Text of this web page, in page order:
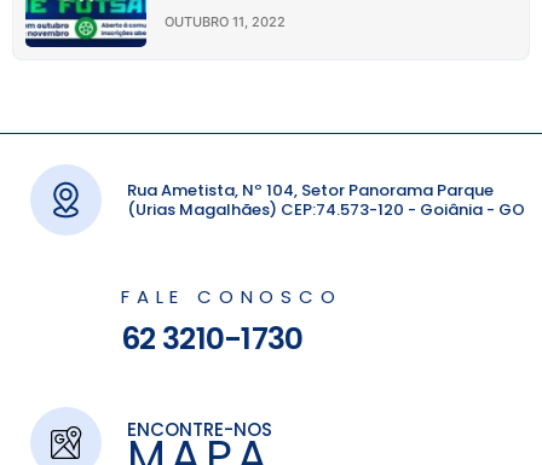
OUTUBRO 11, 2022
Rua Ametista, Nº 104, Setor Panorama Parque
(Urias Magalhães) CEP:74.573-120 - Goiânia - GO
FALE CONOSCO
62 3210-1730
ENCONTRE-NOS